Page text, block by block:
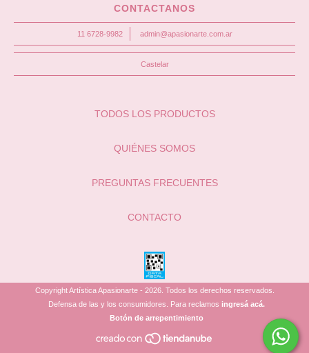
CONTACTANOS
11 6728-9982 admin@apasionarte.com.ar
Castelar
TODOS LOS PRODUCTOS
QUIÉNES SOMOS
PREGUNTAS FRECUENTES
CONTACTO
Copyright Artística Apasionarte - 2026. Todos los derechos reservados.
Defensa de las y los consumidores. Para reclamos ingresá acá.
Botón de arrepentimiento